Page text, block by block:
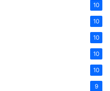
10
10
10
10
10
9